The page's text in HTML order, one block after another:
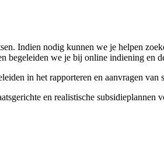
Indien nodig kunnen we je helpen
begeleiden we je bij online indiening en
in het rapporteren en aanvragen van
en realistische subsidieplannen